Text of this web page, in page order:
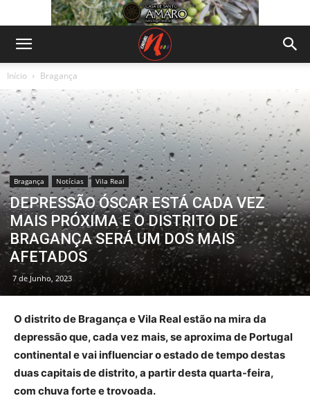
Início Bragança
Bragança Notícias Vila Real
DEPRESSÃO ÓSCAR ESTÁ CADA VEZ
MAIS PRÓXIMA E O DISTRITO DE
BRAGANÇA SERÁ UM DOS MAIS
AFETADOS
7 de Junho, 2023
O distrito de Bragança e Vila Real estão na mira da
depressão que, cada vez mais, se aproxima de Portugal
continental e vai influenciar o estado de tempo destas
duas capitais de distrito, a partir desta quarta-feira,
com chuva forte e trovoada.